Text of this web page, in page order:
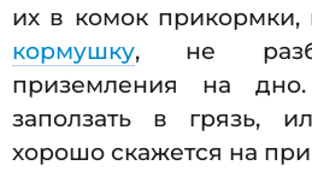
их в комок прикормки,
кормушку, не
приземления на
заползать в грязь,
хорошо скажется на